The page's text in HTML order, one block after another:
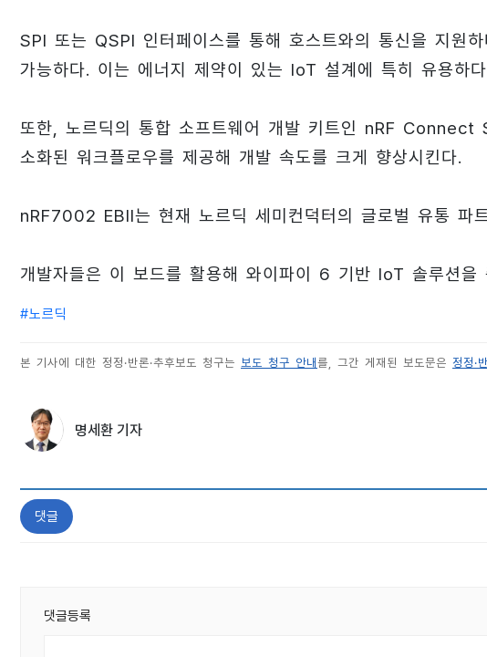
SPI 또는 QSPI 인터페이스를 통해 호스트와의 통신을 지원
가능하다. 이는 에너지 제약이 있는 IoT 설계에 특히 유용하
또한, 노르딕의 통합 소프트웨어 개발 키트인 nRF Connect
소화된 워크플로우를 제공해 개발 속도를 크게 향상시킨다.
nRF7002 EBII는 현재 노르딕 세미컨덕터의 글로벌 유통 파
개발자들은 이 보드를 활용해 와이파이 6 기반 IoT 솔루션을
#노르딕
본 기사에 대한 정정·반론·추후보도 청구는 보도 청구 안내 를, 그간 게재된 보도문은 정정·
명세환 기자
댓글
댓글등록